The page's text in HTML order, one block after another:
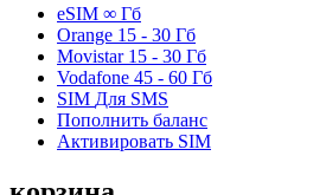
eSIM ∞ Гб
Orange 15 - 30 Гб
Movistar 15 - 30 Гб
Vodafone 45 - 60 Гб
SIM Для SMS
Пополнить баланс
Активировать SIM